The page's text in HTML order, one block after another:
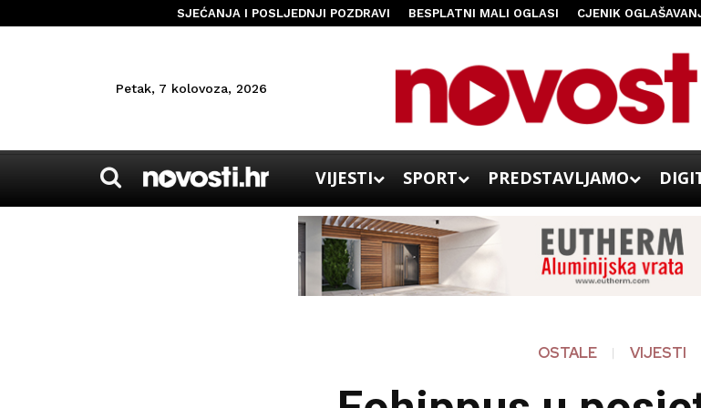
SJEĆANJA I POSLJEDNJI POZDRAVI BESPLATNI MALI OGLASI CJENIK
Petak, 7 kolovoza, 2026
VIJESTI SPORT PREDSTAVLJAMO
OSTALE VIJESTI